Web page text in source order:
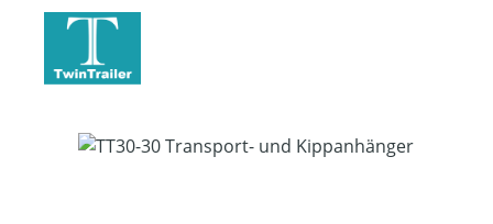
Bildergalerie überspringen